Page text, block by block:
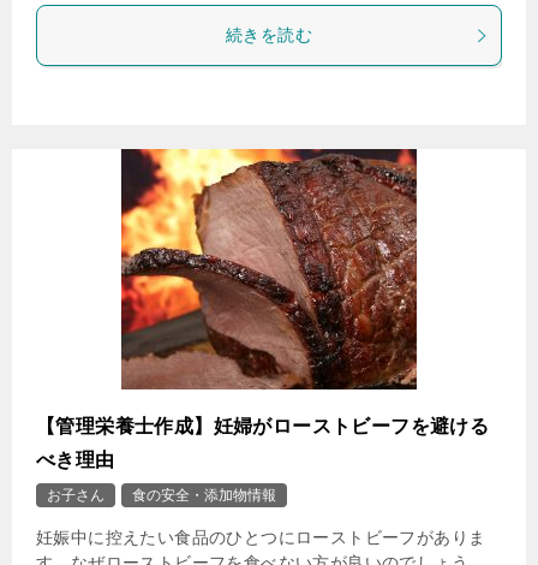
続きを読む
【管理栄養士作成】妊婦がローストビーフを避ける
べき理由
お子さん 食の安全・添加物情報
妊娠中に控えたい食品のひとつにローストビーフがありま